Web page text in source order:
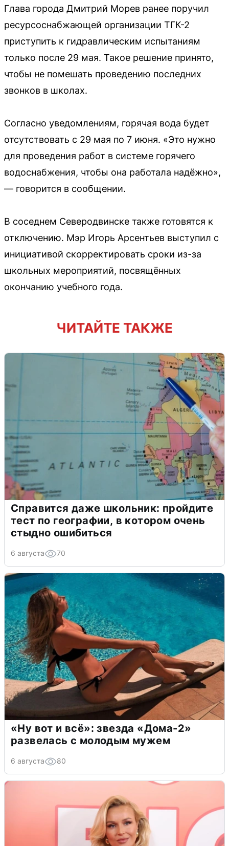
Глава города Дмитрий Морев ранее поручил
ресурсоснабжающей организации ТГК-2
приступить к гидравлическим испытаниям
только после 29 мая. Такое решение принято,
чтобы не помешать проведению последних
звонков в школах.
Согласно уведомлениям, горячая вода будет
отсутствовать с 29 мая по 7 июня. «Это нужно
для проведения работ в системе горячего
водоснабжения, чтобы она работала надёжно»,
— говорится в сообщении.
В соседнем Северодвинске также готовятся к
отключению. Мэр Игорь Арсентьев выступил с
инициативой скорректировать сроки из-за
школьных мероприятий, посвящённых
окончанию учебного года.
ЧИТАЙТЕ ТАКЖЕ
Справится даже школьник: пройдите
тест по географии, в котором очень
стыдно ошибиться
6 августа 70
«Ну вот и всё»: звезда «Дома-2»
развелась с молодым мужем
6 августа 80